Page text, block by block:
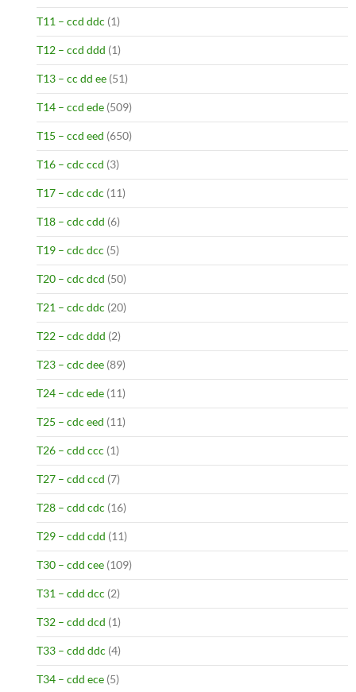
T11 – ccd ddc (1)
T12 – ccd ddd (1)
T13 – cc dd ee (51)
T14 – ccd ede (509)
T15 – ccd eed (650)
T16 – cdc ccd (3)
T17 – cdc cdc (11)
T18 – cdc cdd (6)
T19 – cdc dcc (5)
T20 – cdc dcd (50)
T21 – cdc ddc (20)
T22 – cdc ddd (2)
T23 – cdc dee (89)
T24 – cdc ede (11)
T25 – cdc eed (11)
T26 – cdd ccc (1)
T27 – cdd ccd (7)
T28 – cdd cdc (16)
T29 – cdd cdd (11)
T30 – cdd cee (109)
T31 – cdd dcc (2)
T32 – cdd dcd (1)
T33 – cdd ddc (4)
T34 – cdd ece (5)